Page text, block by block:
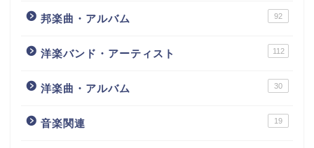
邦楽曲・アルバム 92
洋楽バンド・アーティスト 112
洋楽曲・アルバム 30
音楽関連 19